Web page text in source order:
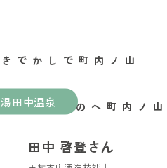
湯田中温泉
縁喜の縁が繋いだ山ノ内町への移住
田中 啓登さん